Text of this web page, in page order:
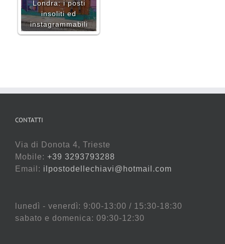
Londra: i posti
insoliti ed
instagrammabili
CONTATTI
Via di Donota 4, Trieste
Mobile: +39 3293793288
Email: ilpostodellechiavi@hotmail.com
lunedì - venerdì: 9:00-13:00 / 15:30-18:30
sabato e domenica: 09:30-12:30